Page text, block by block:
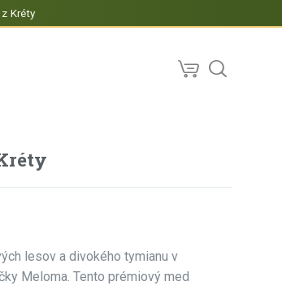
Kréty
lesov a divokého tymianu v
Meloma. Tento prémiový med